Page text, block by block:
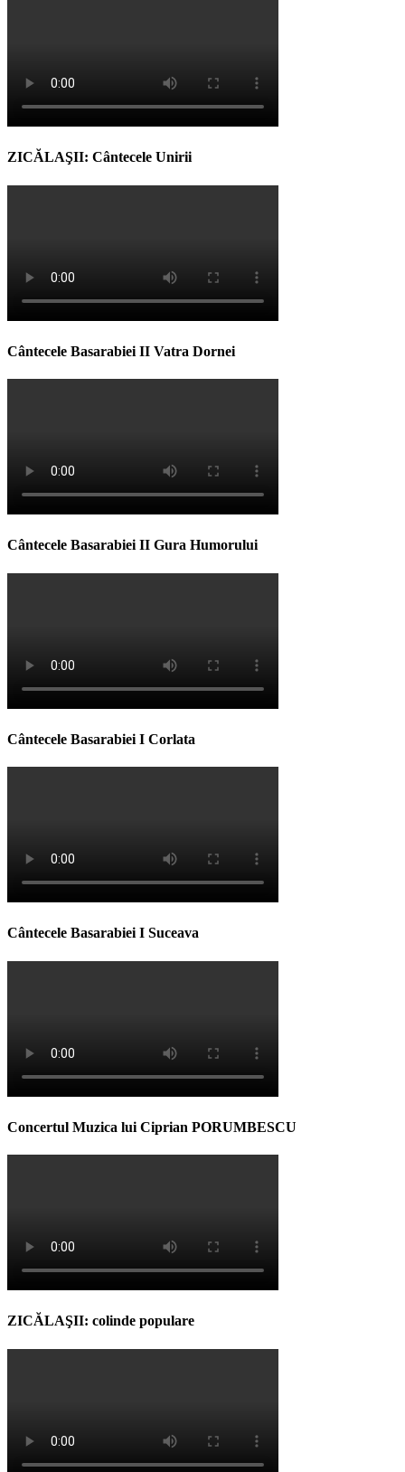
ZICĂLAŞII: Cântecele Unirii
Cântecele Basarabiei II Vatra Dornei
Cântecele Basarabiei II Gura Humorului
Cântecele Basarabiei I Corlata
Cântecele Basarabiei I Suceava
Concertul Muzica lui Ciprian PORUMBESCU
ZICĂLAŞII: colinde populare